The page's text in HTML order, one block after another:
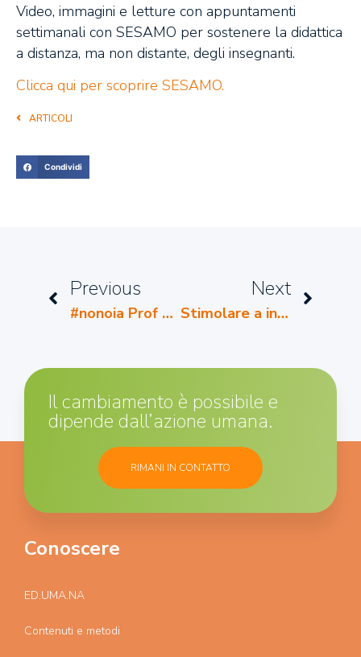
ARTICOLI
Condividi
Video, immagini e letture con appuntamenti
settimanali con SESAMO per sostenere la didattica
a distanza, ma non distante, degli insegnanti.
Clicca qui per scoprire SESAMO.
Previous
#nonoia Prof Layton e il Paese dei Misteri
Next
Stimolare a inventare storie i bambini e le bambine
Il cambiamento è possibile e
dipende dall’azione umana.
RIMANI IN CONTATTO
Conoscere
ED.UMA.NA
Contenuti e metodi